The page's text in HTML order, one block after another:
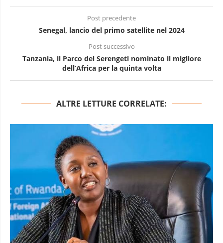
Post precedente
Senegal, lancio del primo satellite nel 2024
Post successivo
Tanzania, il Parco del Serengeti nominato il migliore
dell’Africa per la quinta volta
ALTRE LETTURE CORRELATE: